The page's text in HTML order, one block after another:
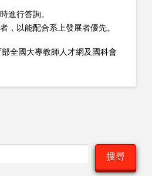
進行答詢。
，以能配合系上發展者優先。
全國大專教師人才網及國科會
搜尋